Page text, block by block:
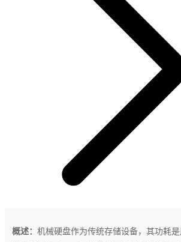
概述： 机械硬盘作为传统存储设备，其功耗